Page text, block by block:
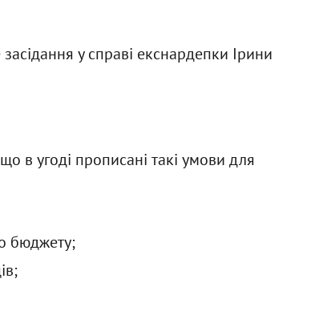
у справі екснардепки Ірини
в угоді прописані такі умови для
бюджету;